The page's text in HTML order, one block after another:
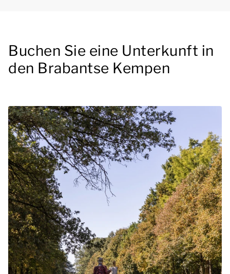
Buchen Sie eine Unterkunft in
den Brabantse Kempen